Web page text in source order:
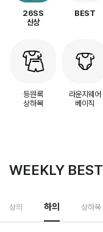
26SS
신상
BEST
등원룩
상하복
라운지웨어
베이직
WEEKLY BEST
상의 하의 상하복